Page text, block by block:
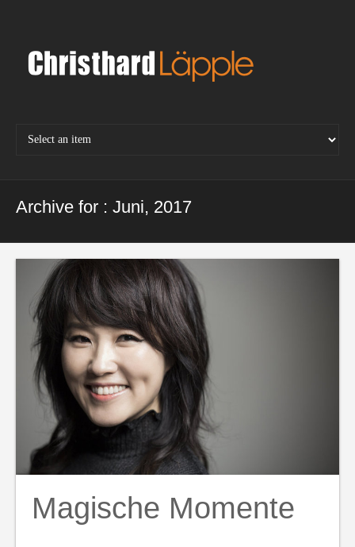
Archive for : Juni, 2017
Magische Momente